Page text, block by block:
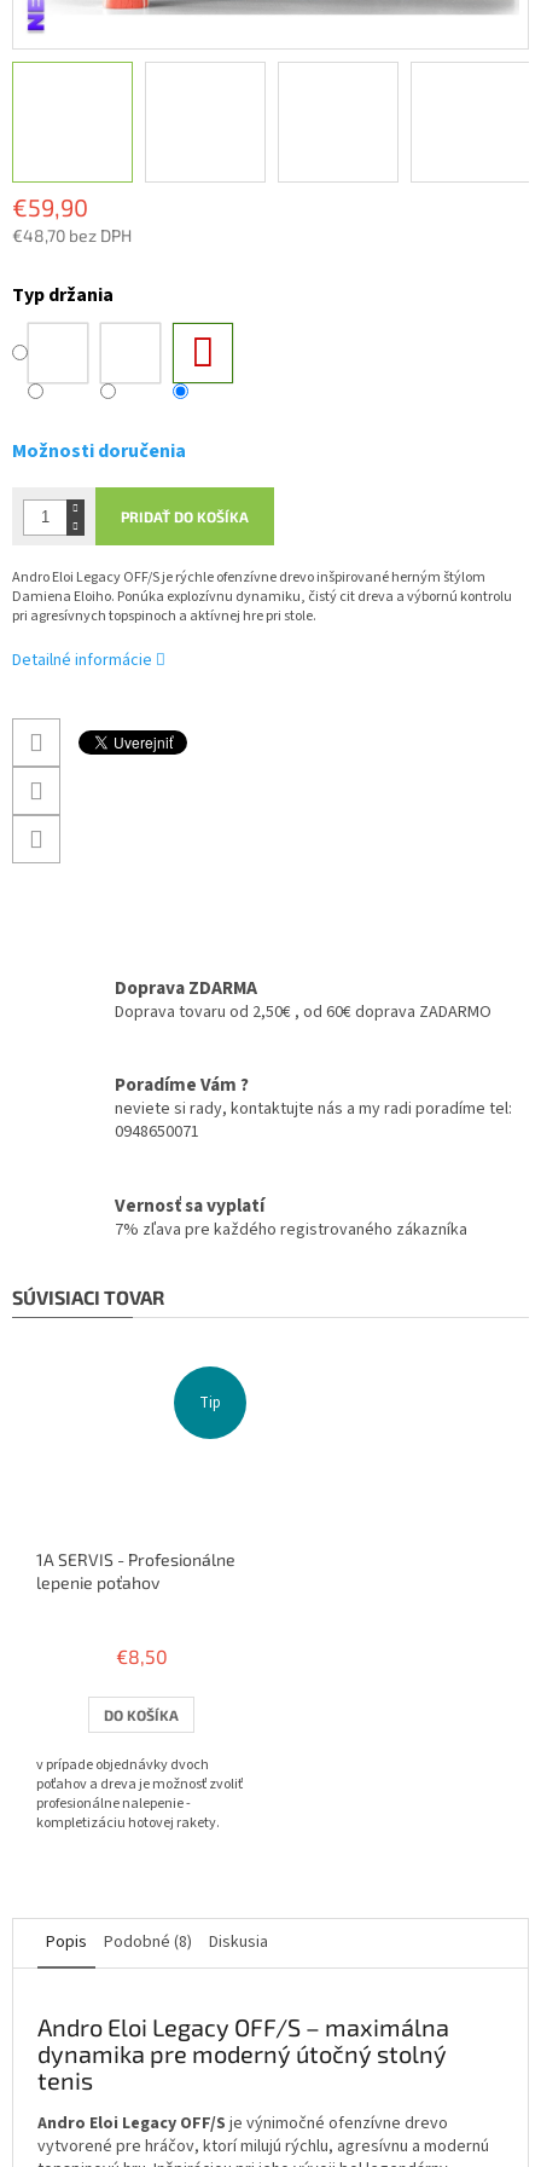
€59,90
€48,70 bez DPH
cena:
Typ držania
Možnosti doručenia
PRIDAŤ DO KOŠÍKA
Andro Eloi Legacy OFF/S je rýchle ofenzívne drevo inšpirované herným štýlom
Damiena Eloiho. Ponúka explozívnu dynamiku, čistý cit dreva a výbornú kontrolu
pri agresívnych topspinoch a aktívnej hre pri stole.
Detailné informácie
Doprava ZDARMA
Doprava tovaru od 2,50€ , od 60€ doprava ZADARMO
Poradíme Vám ?
neviete si rady, kontaktujte nás a my radi poradíme tel:
0948650071
Vernosť sa vyplatí
7% zľava pre každého registrovaného zákazníka
SÚVISIACI TOVAR
Tip
1A SERVIS - Profesionálne
lepenie poťahov
produktu
3,8
z
hviezdičiek.
€8,50
DO KOŠÍKA
v prípade objednávky dvoch
poťahov a dreva je možnosť zvoliť
profesionálne nalepenie -
kompletizáciu hotovej rakety.
Popis Podobné (8) Diskusia
Andro Eloi Legacy OFF/S – maximálna
dynamika pre moderný útočný stolný
tenis
Andro Eloi Legacy OFF/S je výnimočné ofenzívne drevo
vytvorené pre hráčov, ktorí milujú rýchlu, agresívnu a modernú